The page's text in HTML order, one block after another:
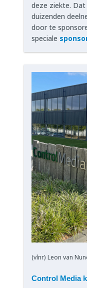
deze ziekte.
duizenden
door te
speciale
(vlnr) Leon van
Control Media